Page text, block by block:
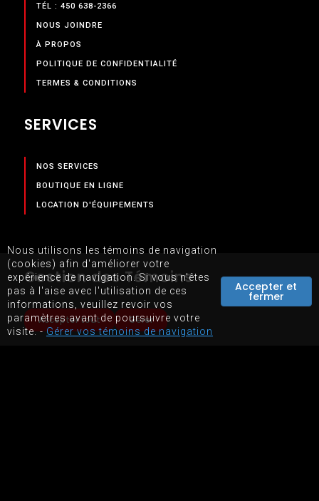
Gestion des Témoins
Nous utilisons les témoins de navigation
(cookies) afin d'améliorer votre
expérience de navigation. Si vous n'êtes
pas à l'aise avec l'utilisation de ces
informations, veuillez revoir vos
paramètres avant de poursuivre votre
visite. -Gérer vos témoins de navigation
Accepter et
fermer
Accepter tout Gérer
TÉL : 450 638-2366
NOUS JOINDRE
À PROPOS
POLITIQUE DE CONFIDENTIALITÉ
TERMES & CONDITIONS
SERVICES
NOS SERVICES
BOUTIQUE EN LIGNE
LOCATION D'ÉQUIPEMENTS